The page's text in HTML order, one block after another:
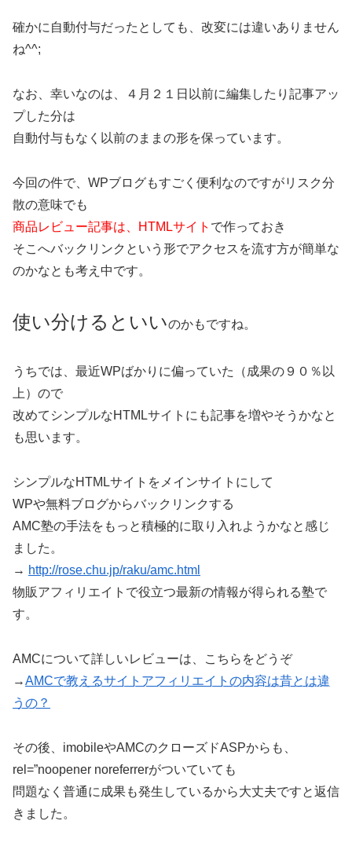
確かに自動付与だったとしても、改変には違いありません
ね^^;
なお、幸いなのは、４月２１日以前に編集したり記事アッ
プした分は
自動付与もなく以前のままの形を保っています。
今回の件で、WPブログもすごく便利なのですがリスク分
散の意味でも
商品レビュー記事は、HTMLサイト で作っておき
そこへバックリンクという形でアクセスを流す方が簡単な
のかなとも考え中です。
使い分けるといいのかもですね。
うちでは、最近WPばかりに偏っていた（成果の９０％以
上）ので
改めてシンプルなHTMLサイトにも記事を増やそうかなと
も思います。
シンプルなHTMLサイトをメインサイトにして
WPや無料ブログからバックリンクする
AMC塾の手法をもっと積極的に取り入れようかなと感じ
ました。
→ http://rose.chu.jp/raku/amc.html
物販アフィリエイトで役立つ最新の情報が得られる塾で
す。
AMCについて詳しいレビューは、こちらをどうぞ
→AMCで教えるサイトアフィリエイトの内容は昔とは違
うの？
その後、imobileやAMCのクローズドASPからも、
rel=”noopener noreferrerがついていても
問題なく普通に成果も発生しているから大丈夫ですと返信
きました。